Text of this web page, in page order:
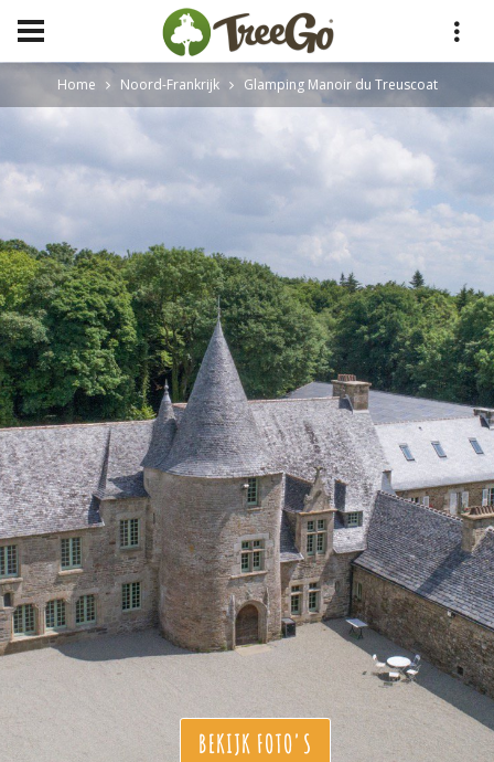
Home Noord-Frankrijk Glamping Manoir du Treuscoat
BEKIJK FOTO'S